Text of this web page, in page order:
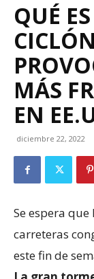
QUÉ
MÁS
EN
diciembre 22, 2022
Se espera
carreteras
este fin de